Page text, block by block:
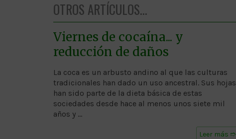
OTROS ARTÍCULOS...
Viernes de cocaína... y
reducción de daños
La coca es un arbusto andino al que las culturas
tradicionales han dado un uso ancestral. Sus hojas
han sido parte de la dieta básica de estas
sociedades desde hace al menos unos siete mil
años y …
Leer más ➱